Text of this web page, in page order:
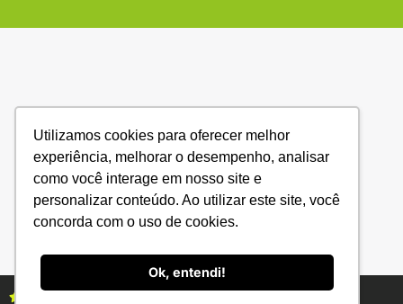
Utilizamos cookies para oferecer melhor
experiência, melhorar o desempenho, analisar
como você interage em nosso site e
personalizar conteúdo. Ao utilizar este site, você
concorda com o uso de cookies.
Ok, entendi!